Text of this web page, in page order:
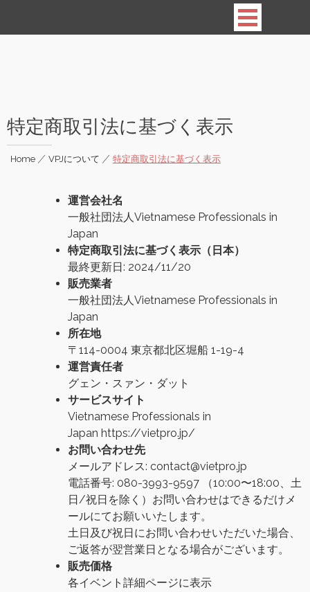
Vietnamese Professionals in Japan
特定商取引法に基づく表示
Home|VPJについて|特定商取引法に基づく表示
運営会社名
一般社団法人Vietnamese Professionals in
Japan
特定商取引法に基づく表示（日本）
最終更新日: 2024/11/20
販売業者
一般社団法人Vietnamese Professionals in
Japan
所在地
〒114-0004 東京都北区堀船 1-19-4
運営責任者
グェン・スァン・ダット
サービスサイト
Vietnamese Professionals in
Japan https://vietpro.jp/
お問い合わせ先
メールアドレス: contact@vietpro.jp
電話番号: 080-3993-9597 （10:00〜18:00、土
日/祝日を除く）お問い合わせはできるだけメ
ールにてお願いいたします。
土日及び祝日にお問い合わせいただいた場合、
ご返答が翌営業日となる場合がございます。
販売価格
各イベント詳細ページに表示